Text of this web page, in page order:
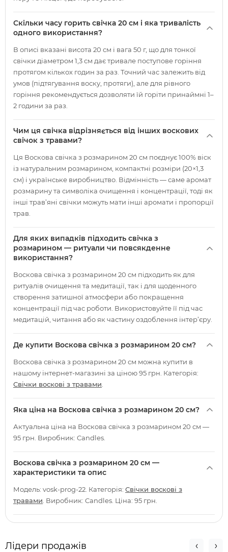
Скільки часу горить свічка 20 см і яка тривалість
одного використання?
В описі вказані висота 20 см і вага 50 г, що для тонкої
свічки діаметром 1,3 см дає тривале поступове горіння
протягом кількох годин за раз. Точний час залежить від
умов (підтягування воску, протяги), але для рівного
горіння рекомендується дозволяти їй горіти принаймні 1–
2 години за раз.
Чим ця свічка відрізняється від інших воскових
свічок з травами?
Ця Воскова свічка з розмарином 20 см поєднує 100% віск
із натуральним розмарином, компактні розміри (20×1,3
см) і українське виробництво. Відмінність — саме аромат
розмарину та символіка очищення і концентрації, тоді як
інші трав’яні свічки можуть мати інші аромати і пропорції
трав.
Для яких випадків підходить свічка з
розмарином — ритуали чи повсякденне
використання?
Воскова свічка з розмарином 20 см підходить як для
ритуалів очищення та медитації, так і для щоденного
створення затишної атмосфери або покращення
концентрації під час роботи. Використовуйте її під час
медитацій, читання або як частину оздоблення інтер’єру.
Де купити Воскова свічка з розмарином 20 см?
Воскова свічка з розмарином 20 см можна купити в
нашому інтернет-магазині за ціною 95 грн. Категорія:
Свічки воскові з травами
Яка ціна на Воскова свічка з розмарином 20 см?
Актуальна ціна на Воскова свічка з розмарином 20 см —
95 грн. Виробник: Candles.
Воскова свічка з розмарином 20 см —
характеристики та опис
Модель: vosk-prog-22. Категорія: Свічки воскові з
травами . Виробник: Candles. Ціна: 95 грн.
Лідери продажів